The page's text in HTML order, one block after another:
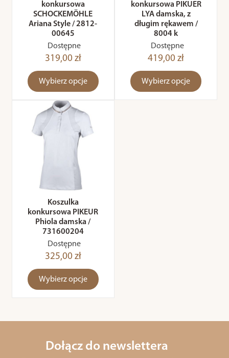
konkursowa
SCHOCKEMÖHLE
Ariana Style / 2812-
00645
Dostępne
319,00 zł
Wybierz opcje
konkursowa PIKUER
LYA damska, z
długim rękawem /
8004 k
Dostępne
419,00 zł
Wybierz opcje
Koszulka
konkursowa PIKEUR
Phiola damska /
731600204
Dostępne
325,00 zł
Wybierz opcje
Dołącz do newslettera